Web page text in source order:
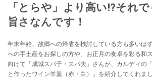
「とらや」より高い!?それ
旨さなんです！
年末年始、故郷への帰省を検討している方も多いは
への手土産をお探しの方や、お正月の食卓を彩る和
向けて「成城スパ子・スパ夫」さんが、カルディの
と作ったワイン羊羹（赤・白）」を紹介してくれま